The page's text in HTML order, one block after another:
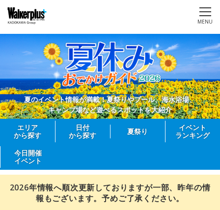
MENU
夏のイベント情報が満載！夏祭りやプール、海水浴場、
キャンプ場など遊べるスポットを大紹介
エリア
から探す
日付
から探す
夏祭り
イベント
ランキング
今日開催
イベント
2026年情報へ順次更新しておりますが一部、昨年の情
報もございます。予めご了承ください。